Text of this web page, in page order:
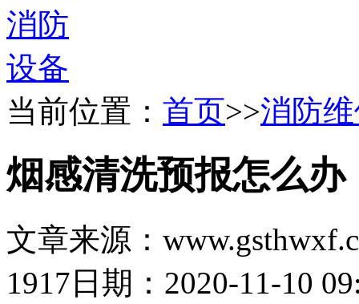
当前位置： 首页>>消防
烟感清洗预报怎么办
文章来源：
1917 日期：2020-11-10